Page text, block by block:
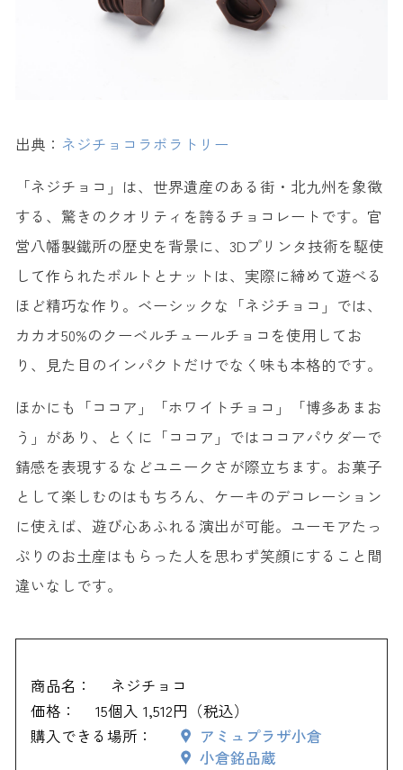
出典： ネジチョコラボラトリー
「ネジチョコ」は、世界遺産のある街・北九州を象徴
する、驚きのクオリティを誇るチョコレートです。官
営八幡製鐵所の歴史を背景に、3Dプリンタ技術を駆使
して作られたボルトとナットは、実際に締めて遊べる
ほど精巧な作り。ベーシックな「ネジチョコ」では、
カカオ50%のクーベルチュールチョコを使用してお
り、見た目のインパクトだけでなく味も本格的です。
ほかにも「ココア」「ホワイトチョコ」「博多あまお
う」があり、とくに「ココア」ではココアパウダーで
錆感を表現するなどユニークさが際立ちます。お菓子
として楽しむのはもちろん、ケーキのデコレーション
に使えば、遊び心あふれる演出が可能。ユーモアたっ
ぷりのお土産はもらった人を思わず笑顔にすること間
違いなしです。
商品名：
ネジチョコ
価格：
15個入 1,512円（税込）
購入できる場所：
アミュプラザ小倉
小倉銘品蔵